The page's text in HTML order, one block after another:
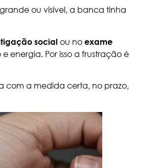
ou visível, a banca tinha
social ou no exame
energia. Por isso a frustração é
com a medida certa, no prazo,